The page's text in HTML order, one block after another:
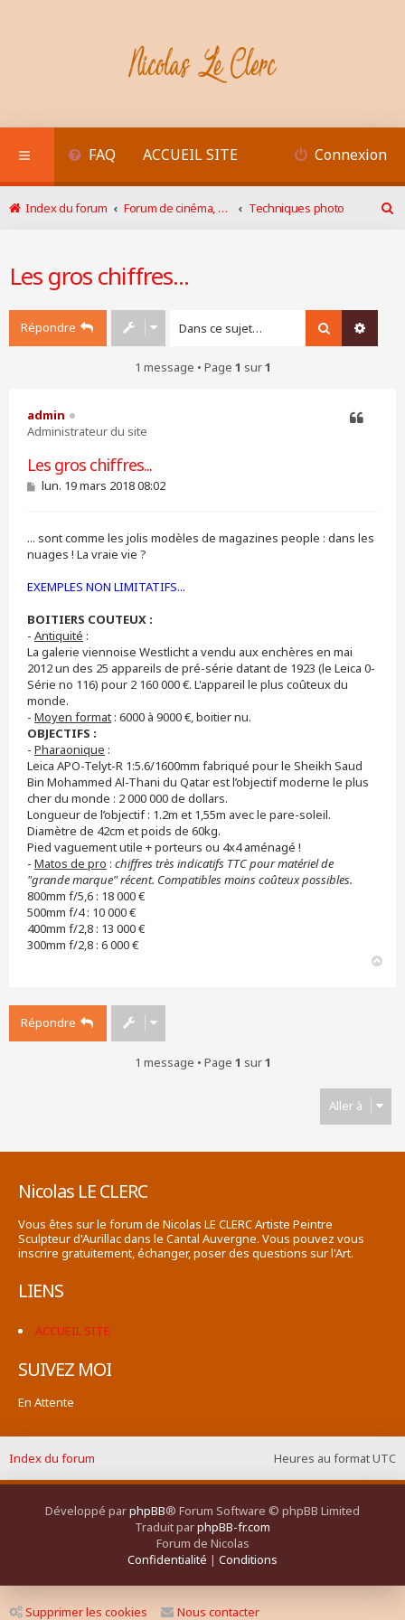
FAQ ACCUEIL SITE Connexion
Index du forum Forum de cinéma, photo
Techniques photo
Les gros chiffres...
Répondre Rechercher
1 message • Page 1 sur1
admin
Administrateur du site
Les gros chiffres...
M
a
g
lun. 19 mars 2018 08:02
... sont comme les jolis modèles de magazines people : dans les
nuages ! La vraie vie ?
EXEMPLES NON LIMITATIFS...
BOITIERS COUTEUX :
- Antiquité :
La galerie viennoise Westlicht a vendu aux enchères en mai
2012 un des 25 appareils de pré-série datant de 1923 (le Leica 0-
Série no 116) pour 2 160 000 €. L'appareil le plus coûteux du
monde.
- Moyen format : 6000 à 9000 €, boitier nu.
OBJECTIFS :
- Pharaonique :
Leica APO-Telyt-R 1:5.6/1600mm fabriqué pour le Sheikh Saud
Bin Mohammed Al-Thani du Qatar est l’objectif moderne le plus
cher du monde : 2 000 000 de dollars.
Longueur de l’objectif : 1.2m et 1,55m avec le pare-soleil.
Diamètre de 42cm et poids de 60kg.
Pied vaguement utile + porteurs ou 4x4 aménagé !
- Matos de pro : chiffres très indicatifs TTC pour matériel de
"grande marque" récent. Compatibles moins coûteux possibles.
800mm f/5,6 : 18 000 €
500mm f/4 : 10 000 €
400mm f/2,8 : 13 000 €
300mm f/2,8 : 6 000 €
Répondre
1 message • Page 1 sur1
Aller à
Nicolas LE CLERC
Vous êtes sur le forum de Nicolas LE CLERC Artiste Peintre
Sculpteur d'Aurillac dans le Cantal Auvergne. Vous pouvez vous
inscrire gratuitement, échanger, poser des questions sur l'Art.
LIENS
ACCUEIL SITE
SUIVEZ MOI
En Attente
Heures au formatUTC
Index du forum
Développé parphpBB® Forum Software © phpBB Limited
Traduit parphpBB-fr.com
Forum de Nicolas
Confidentialité | Conditions
Supprimer les cookies Nous contacter